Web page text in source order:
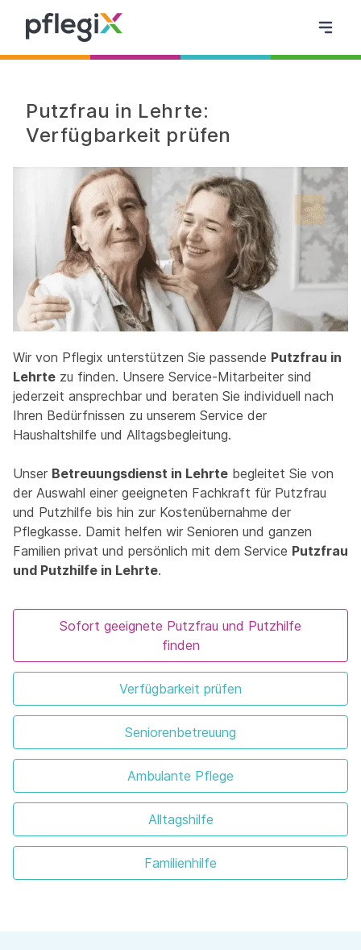
Putzfrau in Lehrte:
Verfügbarkeit prüfen
Wir von Pflegix unterstützen Sie passende Putzfrau in
Lehrte zu finden. Unsere Service-Mitarbeiter sind
jederzeit ansprechbar und beraten Sie individuell nach
Ihren Bedürfnissen zu unserem Service der
Haushaltshilfe und Alltagsbegleitung.
Unser Betreuungsdienst in Lehrte begleitet Sie von
der Auswahl einer geeigneten Fachkraft für Putzfrau
und Putzhilfe bis hin zur Kostenübernahme der
Pflegkasse. Damit helfen wir Senioren und ganzen
Familien privat und persönlich mit dem Service Putzfrau
und Putzhilfe in Lehrte.
Sofort geeignete Putzfrau und Putzhilfe
finden
Verfügbarkeit prüfen
Seniorenbetreuung
Ambulante Pflege
Alltagshilfe
Familienhilfe